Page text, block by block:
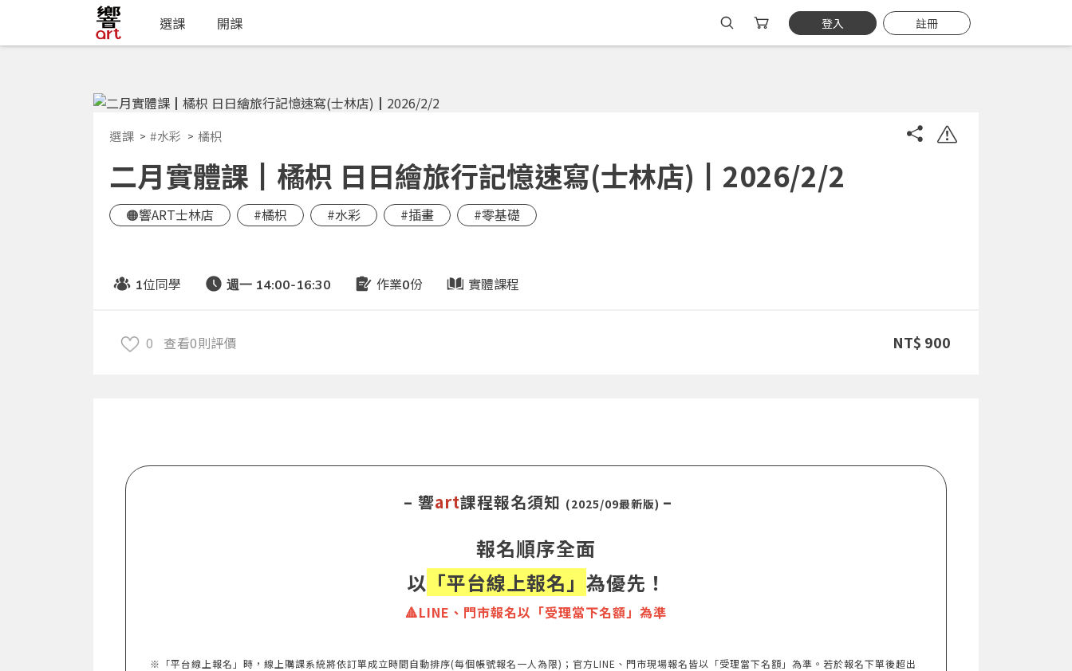
選課 開課 登入 註冊
選課 #水彩 橘枳
二月實體課┃橘枳 日日繪旅行記憶速寫(士林店)┃2026/2/2
🟠響ART士林店 #橘枳 #水彩 #插畫 #零基礎
1位同學 週一 14:00-16:30 作業0份 實體課程
0 查看0則評價 NT$ 900
– 響art課程報名須知 (2025/09最新版) –
報名順序全面
以 「平台線上報名」 為優先！
🔺LINE、門市報名以「受理當下名額」為準
※「平台線上報名」時，線上購課系統將依訂單成立時間自動排序(每個帳號報名一人為限)；官方LINE、門市現場報名皆以「受理當下名額」為準。若於報名下單後超出